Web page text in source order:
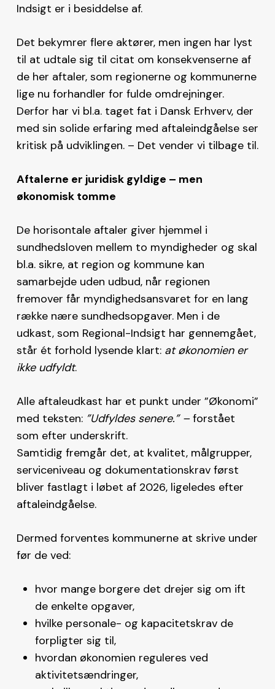
Indsigt er i besiddelse af.
Det bekymrer flere aktører, men ingen har lyst
til at udtale sig til citat om konsekvenserne af
de her aftaler, som regionerne og kommunerne
lige nu forhandler for fulde omdrejninger.
Derfor har vi bl.a. taget fat i Dansk Erhverv, der
med sin solide erfaring med aftaleindgåelse ser
kritisk på udviklingen. – Det vender vi tilbage til.
Aftalerne er juridisk gyldige – men
økonomisk tomme
De horisontale aftaler giver hjemmel i
sundhedsloven mellem to myndigheder og skal
bl.a. sikre, at region og kommune kan
samarbejde uden udbud, når regionen
fremover får myndighedsansvaret for en lang
række nære sundhedsopgaver. Men i de
udkast, som Regional-Indsigt har gennemgået,
står ét forhold lysende klart: at økonomien er
ikke udfyldt.
Alle aftaleudkast har et punkt under ”Økonomi”
med teksten: ”Udfyldes senere.” –forstået
som efter underskrift.
Samtidig fremgår det, at kvalitet, målgrupper,
serviceniveau og dokumentationskrav først
bliver fastlagt i løbet af 2026, ligeledes efter
aftaleindgåelse.
Dermed forventes kommunerne at skrive under
før de ved:
hvor mange borgere det drejer sig om ift
de enkelte opgaver,
hvilke personale- og kapacitetskrav de
forpligter sig til,
hvordan økonomien reguleres ved
aktivitetsændringer,